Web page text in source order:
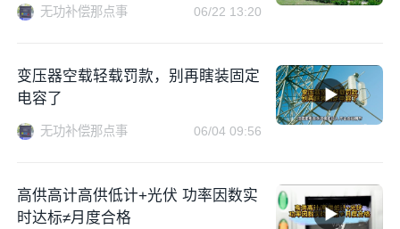
无功补偿那点事 06/22 13:20
变压器空载轻载罚款，别再瞎装固定
电容了
无功补偿那点事 06/04 09:56
高供高计高供低计+光伏 功率因数实
时达标≠月度合格